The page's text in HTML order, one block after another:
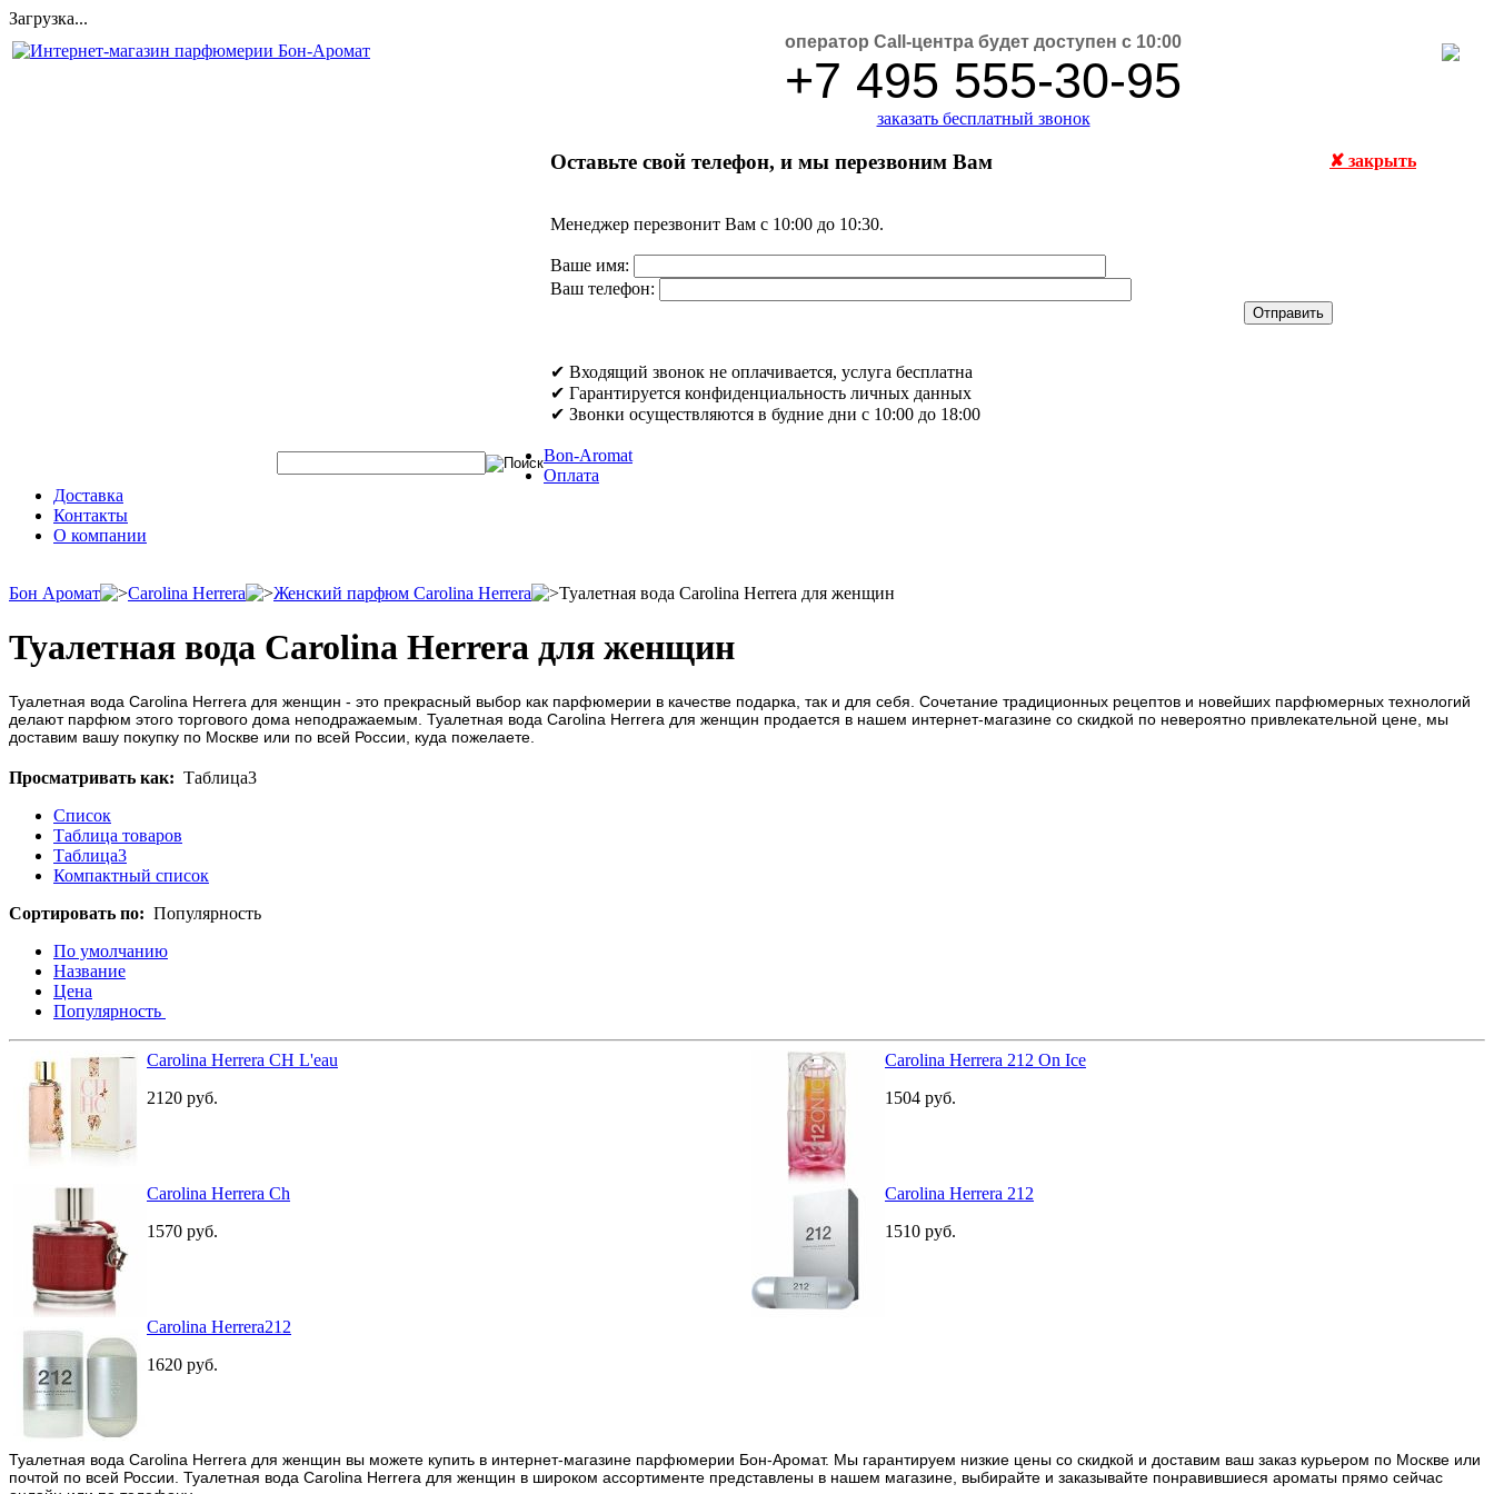
Загрузка...
оператор Call-центра будет доступен с 10:00
+7 495 555-30-95
заказать бесплатный звонок
✘ закрыть
Оставьте свой телефон, и мы перезвоним Вам
Менеджер перезвонит Вам с 10:00 до 10:30.
Ваше имя:
Ваш телефон:
✔ Входящий звонок не оплачивается, услуга бесплатна
✔ Гарантируется конфиденциальность личных данных
✔ Звонки осуществляются в будние дни с 10:00 до 18:00
Bon-Aromat
Оплата
Доставка
Контакты
О компании
Бон Аромат Carolina Herrera Женский парфюм Carolina Herrera Туалетная вода Carolina Herrera для женщин
Туалетная вода Carolina Herrera для женщин
Туалетная вода Carolina Herrera для женщин - это прекрасный выбор как парфюмерии в качестве подарка, так и для себя. Сочетание традиционных рецептов и новейших парфюмерных технологий
делают парфюм этого торгового дома неподражаемым. Туалетная вода Carolina Herrera для женщин продается в нашем интернет-магазине со скидкой по невероятно привлекательной цене, мы
доставим вашу покупку по Москве или по всей России, куда пожелаете.
Просматривать как: Таблица3
Список
Таблица товаров
Таблица3
Компактный список
Сортировать по: Популярность
По умолчанию
Название
Цена
Популярность
Carolina Herrera CH L'eau
2120 руб.
Carolina Herrera 212 On Ice
1504 руб.
Carolina Herrera Ch
1570 руб.
Carolina Herrera 212
1510 руб.
Carolina Herrera212
1620 руб.
Туалетная вода Carolina Herrera для женщин вы можете купить в интернет-магазине парфюмерии Бон-Аромат. Мы гарантируем низкие цены со скидкой и доставим ваш заказ курьером по Москве или
почтой по всей России. Туалетная вода Carolina Herrera для женщин в широком ассортименте представлены в нашем магазине, выбирайте и заказывайте понравившиеся ароматы прямо сейчас